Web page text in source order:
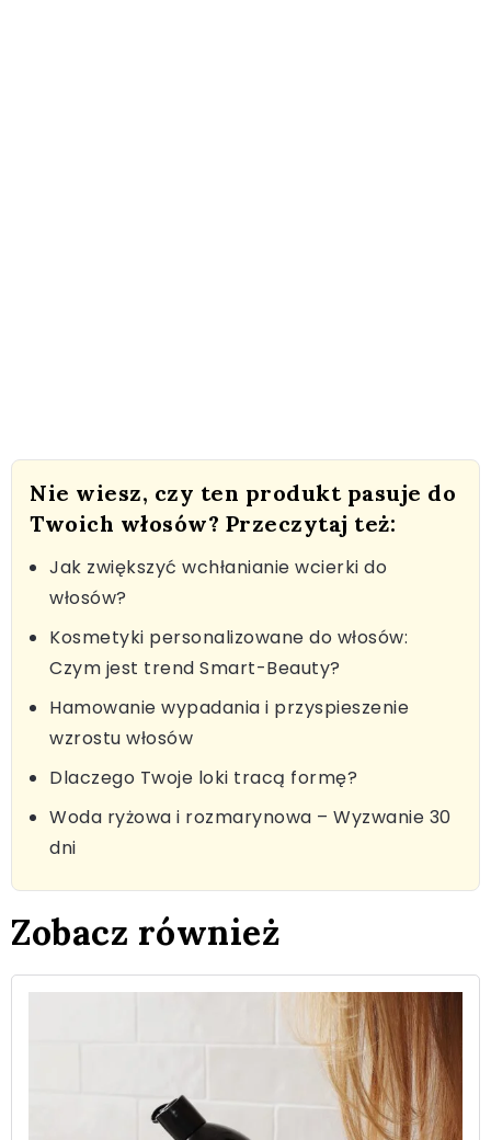
Nie wiesz, czy ten produkt pasuje do
Twoich włosów? Przeczytaj też:
Jak zwiększyć wchłanianie wcierki do
włosów?
Kosmetyki personalizowane do włosów:
Czym jest trend Smart-Beauty?
Hamowanie wypadania i przyspieszenie
wzrostu włosów
Dlaczego Twoje loki tracą formę?
Woda ryżowa i rozmarynowa – Wyzwanie 30
dni
Zobacz również